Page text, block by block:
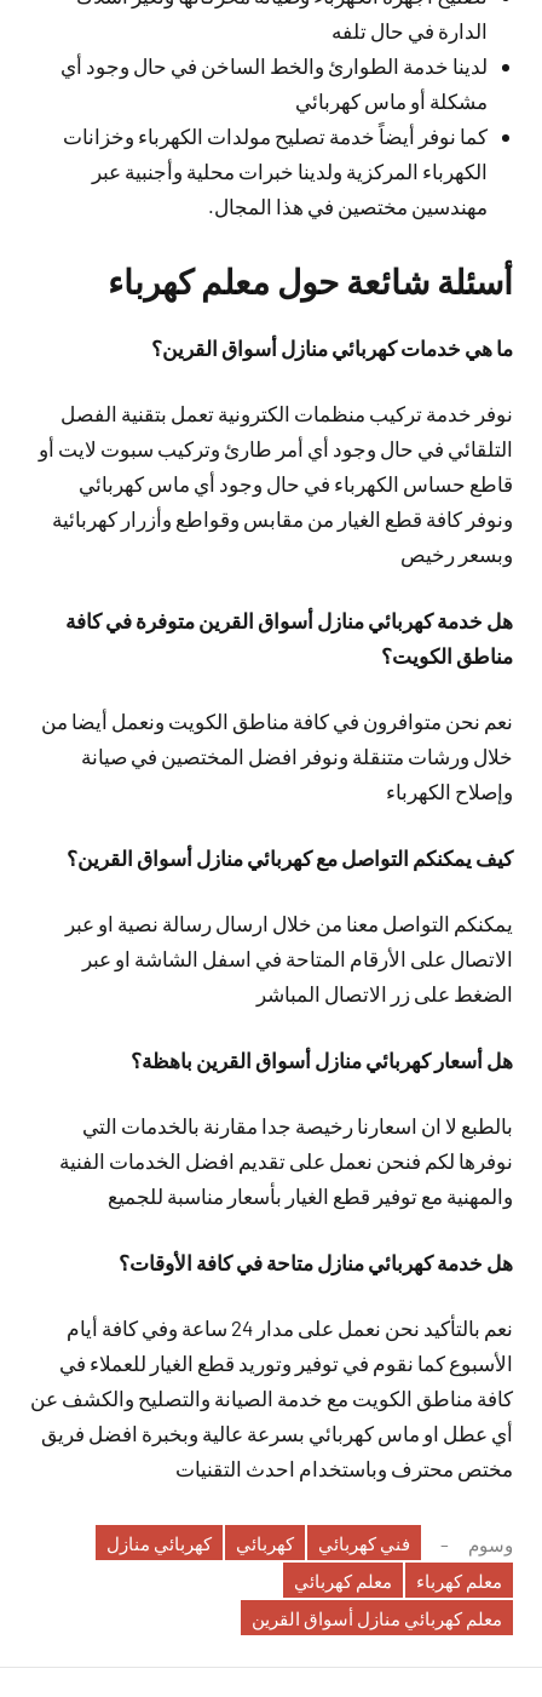
الدارة في حال تلفه
لدينا خدمة الطوارئ والخط الساخن في حال وجود أي
مشكلة أو ماس كهربائي
كما نوفر أيضاً خدمة تصليح مولدات الكهرباء وخزانات
الكهرباء المركزية ولدينا خبرات محلية وأجنبية عبر
مهندسين مختصين في هذا المجال.
أسئلة شائعة حول معلم كهرباء
ما هي خدمات كهربائي منازل أسواق القرين؟
نوفر خدمة تركيب منظمات الكترونية تعمل بتقنية الفصل
التلقائي في حال وجود أي أمر طارئ وتركيب سبوت لايت أو
قاطع حساس الكهرباء في حال وجود أي ماس كهربائي
ونوفر كافة قطع الغيار من مقابس وقواطع وأزرار كهربائية
وبسعر رخيص
هل خدمة كهربائي منازل أسواق القرين متوفرة في كافة
مناطق الكويت؟
نعم نحن متوافرون في كافة مناطق الكويت ونعمل أيضا من
خلال ورشات متنقلة ونوفر افضل المختصين في صيانة
وإصلاح الكهرباء
كيف يمكنكم التواصل مع كهربائي منازل أسواق القرين؟
يمكنكم التواصل معنا من خلال ارسال رسالة نصية او عبر
الاتصال على الأرقام المتاحة في اسفل الشاشة او عبر
الضغط على زر الاتصال المباشر
هل أسعار كهربائي منازل أسواق القرين باهظة؟
بالطبع لا ان اسعارنا رخيصة جدا مقارنة بالخدمات التي
نوفرها لكم فنحن نعمل على تقديم افضل الخدمات الفنية
والمهنية مع توفير قطع الغيار بأسعار مناسبة للجميع
هل خدمة كهربائي منازل متاحة في كافة الأوقات؟
نعم بالتأكيد نحن نعمل على مدار 24 ساعة وفي كافة أيام
الأسبوع كما نقوم في توفير وتوريد قطع الغيار للعملاء في
كافة مناطق الكويت مع خدمة الصيانة والتصليح والكشف عن
أي عطل او ماس كهربائي بسرعة عالية وبخبرة افضل فريق
مختص محترف وباستخدام احدث التقنيات
وسوم فني كهربائي كهربائي
كهربائي منازل
معلم كهرباء
معلم كهربائي
معلم كهربائي منازل أسواق القرين